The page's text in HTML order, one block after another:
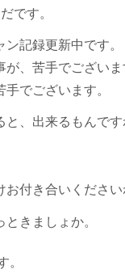
です。
ン記録更新中です。
が、苦手でござい
でございます。
と、出来るもんで
お付き合いくださ
きましょか。
。